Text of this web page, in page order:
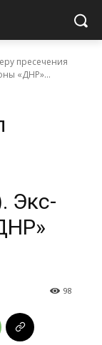
пресечения
«ДНР»...
Экс-
98